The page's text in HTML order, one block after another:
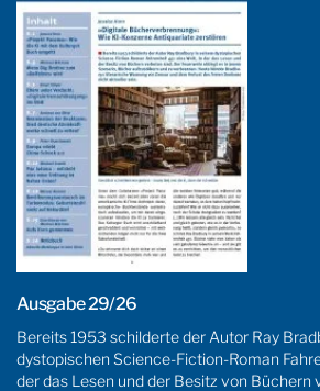
Ausgabe 29/26
Bereits 1953 schilderte der Autor Ray
dystopischen Science-Fiction-Roman
der das Lesen und der Besitz von Büchern